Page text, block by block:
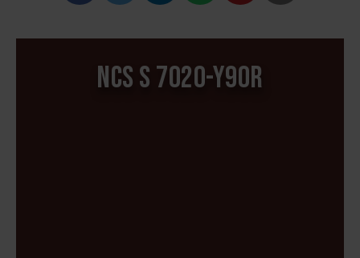
NCS S 7020-Y90R